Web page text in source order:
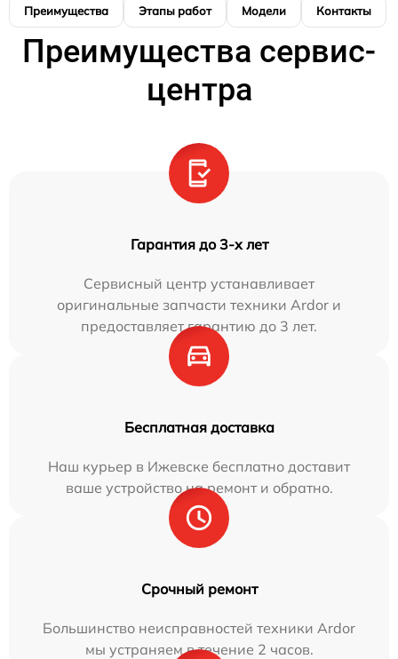
Преимущества Этапы работ Модели Контакты
Преимущества сервис-
центра
Гарантия до 3-х лет
Сервисный центр устанавливает
оригинальные запчасти техники Ardor и
предоставляет гарантию до 3 лет.
Бесплатная доставка
Наш курьер в Ижевске бесплатно доставит
ваше устройство на ремонт и обратно.
Срочный ремонт
Большинство неисправностей техники Ardor
мы устраняем в течение 2 часов.